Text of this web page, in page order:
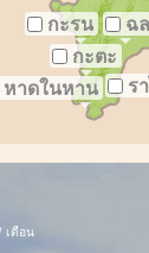
ฉ
กะรน
กะตะ
ร
หาดในหาน
ห้องนอน
/ เดือน